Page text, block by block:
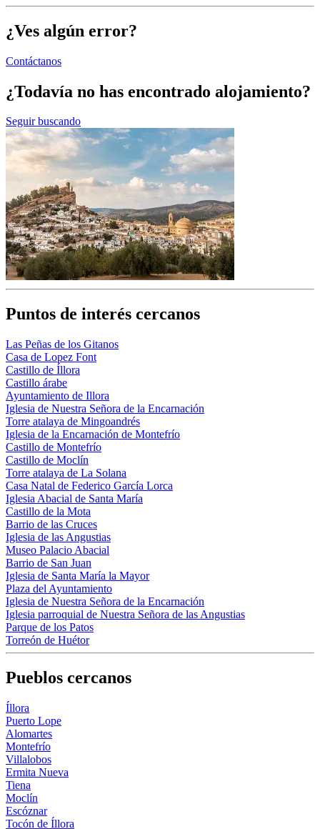
¿Ves algún error?
Contáctanos
¿Todavía no has encontrado alojamiento?
Seguir buscando
Puntos de interés cercanos
Las Peñas de los Gitanos
Casa de Lopez Font
Castillo de Íllora
Castillo árabe
Ayuntamiento de Illora
Iglesia de Nuestra Señora de la Encarnación
Torre atalaya de Mingoandrés
Iglesia de la Encarnación de Montefrío
Castillo de Montefrío
Castillo de Moclín
Torre atalaya de La Solana
Casa Natal de Federico García Lorca
Iglesia Abacial de Santa María
Castillo de la Mota
Barrio de las Cruces
Iglesia de las Angustias
Museo Palacio Abacial
Barrio de San Juan
Iglesia de Santa María la Mayor
Plaza del Ayuntamiento
Iglesia de Nuestra Señora de la Encarnación
Iglesia parroquial de Nuestra Señora de las Angustias
Parque de los Patos
Torreón de Huétor
Pueblos cercanos
Íllora
Puerto Lope
Alomartes
Montefrío
Villalobos
Ermita Nueva
Tiena
Moclín
Escóznar
Tocón de Íllora